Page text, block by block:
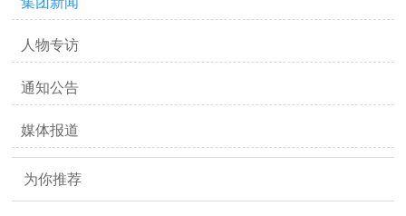
人物专访
通知公告
媒体报道
为你推荐